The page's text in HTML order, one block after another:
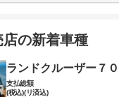
店の新着車種
ランドクルーザー７０
支払総額
(税込)(リ済込)